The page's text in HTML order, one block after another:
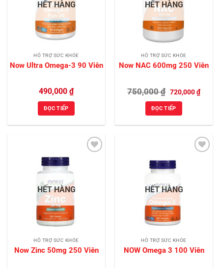
HẾT HÀNG
HỖ TRỢ SỨC KHỎE
Now Ultra Omega-3 90 Viên
490,000 ₫
ĐỌC TIẾP
HẾT HÀNG
HỖ TRỢ SỨC KHỎE
Now NAC 600mg 250 Viên
750,000₫ Giá
gốc
là:
750,000 ₫.
720,000₫Giá
hiện
ĐỌC TIẾP
HẾT HÀNG
HỖ TRỢ SỨC KHỎE
Now Zinc 50mg 250 Viên
HẾT HÀNG
HỖ TRỢ SỨC KHỎE
NOW Omega 3 100 Viên